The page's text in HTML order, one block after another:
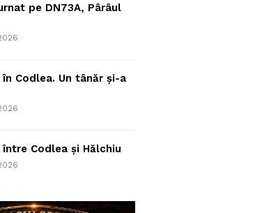
pe DN73A, Pârâul
Codlea. Un tânăr și-a
Codlea și Hălchiu